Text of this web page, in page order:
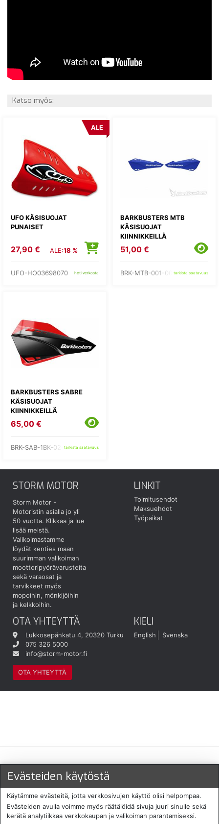
Katso myös:
UFO KÄSISUOJAT
PUNAISET
ALE
27,90 € ALE:18 %
UFO-HO03698070 heti verkosta
BARKBUSTERS MTB
KÄSISUOJAT
KIINNIKKEILLÄ
51,00 €
BRK-MTB-001-00-BUtarkista saatavuus
BARKBUSTERS SABRE
KÄSISUOJAT
KIINNIKKEILLÄ
65,00 €
BRK-SAB-1BK-02-RDtarkista saatavuus
STORM MOTOR
Storm Motor -
Motoristin asialla jo yli
50 vuotta. Klikkaa ja lue
lisää meistä.
Valikoimastamme
löydät kenties maan
suurimman valikoiman
moottoripyörävarusteita
sekä varaosat ja
tarvikkeet myös
mopoihin, mönkijöihin
ja kelkkoihin.
LINKIT
Toimitusehdot
Maksuehdot
Työpaikat
OTA YHTEYTTÄ
Lukkosepänkatu 4, 20320 Turku
075 326 5000
info@storm-motor.fi
OTA YHTEYTTÄ
KIELI
English Svenska
Maksu- ja toimitustavat
Evästeiden käytöstä
Käytämme evästeitä, jotta verkkosivujen käyttö olisi helpompaa.
Evästeiden avulla voimme myös räätälöidä sivuja juuri sinulle sekä
kerätä analytiikkaa verkkokaupan ja valikoiman parantamiseksi.